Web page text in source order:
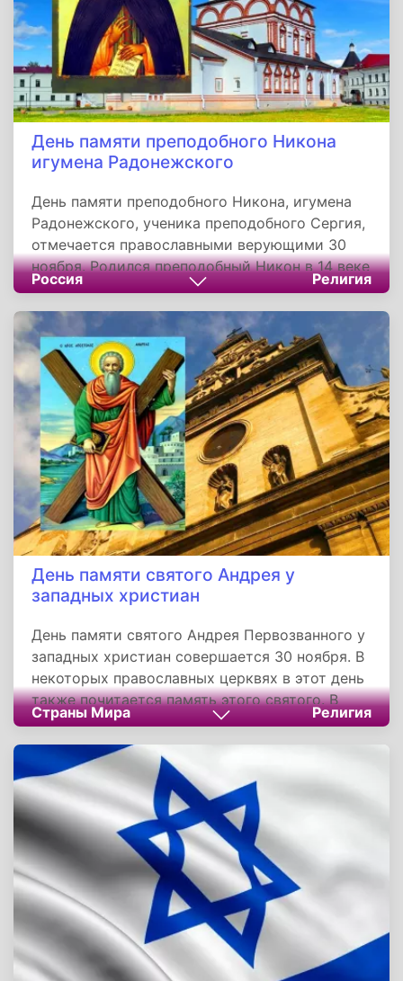
Святом Евангелии, юноша стал христианином.
День памяти преподобного Никона
игумена Радонежского
День памяти преподобного Никона, игумена
Радонежского, ученика преподобного Сергия,
отмечается православными верующими 30
ноября. Родился преподобный Никон в 14 веке
в Юрьеве-Польском. Преподобный Афанасий
постриг его в иночество. По достижении
совершеннолетнего возраста, Никон был
возведен в сан иеромонаха.
Россия Религия
День памяти святого Андрея у
западных христиан
День памяти святого Андрея Первозванного у
западных христиан совершается 30 ноября. В
некоторых православных церквях в этот день
также почитается память этого святого. В
ряде стран день святого Андрея отмечается
достаточно широко, а в Румынии он даже
является государственным праздником.
Страны Мира Религия